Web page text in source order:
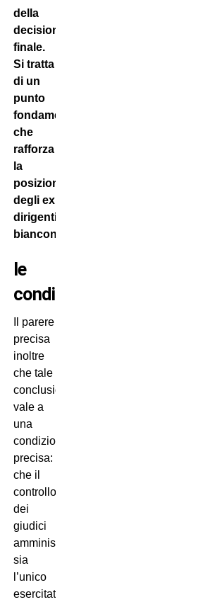
della
decisione
finale.
Si tratta
di un
punto
fondamentale
che
rafforza
la
posizione
degli ex
dirigenti
bianconeri.
le
condizioni…
Il parere
precisa
inoltre
che tale
conclusione
vale a
una
condizione
precisa:
che il
controllo
dei
giudici
amministrativi
sia
l’unico
esercitato